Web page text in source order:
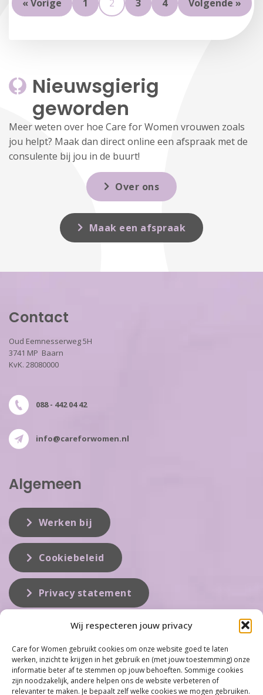
Wij respecteren jouw privacy
Care for Women gebruikt cookies om onze website goed te laten
werken, inzicht te krijgen in het gebruik en (met jouw toestemming) onze
informatie beter af te stemmen op jouw behoeften. Sommige cookies
zijn noodzakelijk, andere helpen ons de website verbeteren of
relevanter te maken. Je bepaalt zelf welke cookies we mogen gebruiken.
« Vorige 1 2 3 4 Volgende »
Nieuwsgierig
geworden
Meer weten over hoe Care for Women vrouwen zoals
jou helpt? Maak dan direct online een afspraak met de
consulente bij jou in de buurt!
Over ons
Maak een afspraak
Contact
Oud Eemnesserweg 5H
3741 MP Baarn
KvK. 28080000
088 - 442 04 42
info@careforwomen.nl
Algemeen
Werken bij
Cookiebeleid
Privacy statement
Care for Women is de eerste organisatie die zich inzet op het gebied
van hormonale problemen bij vrouwen. Met ruim 100 locaties
behoort Care for Women tot één van de grootste organisaties op dit